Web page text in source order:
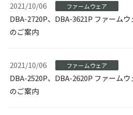
2021/10/06 ファームウェア
DBA-2720P、DBA-3621P ファームウ
のご案内
2021/10/06 ファームウェア
DBA-2520P、DBA-2620P ファームウ
のご案内